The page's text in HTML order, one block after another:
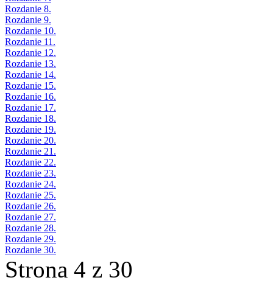
Rozdanie 8.
Rozdanie 9.
Rozdanie 10.
Rozdanie 11.
Rozdanie 12.
Rozdanie 13.
Rozdanie 14.
Rozdanie 15.
Rozdanie 16.
Rozdanie 17.
Rozdanie 18.
Rozdanie 19.
Rozdanie 20.
Rozdanie 21.
Rozdanie 22.
Rozdanie 23.
Rozdanie 24.
Rozdanie 25.
Rozdanie 26.
Rozdanie 27.
Rozdanie 28.
Rozdanie 29.
Rozdanie 30.
Strona 4 z 30